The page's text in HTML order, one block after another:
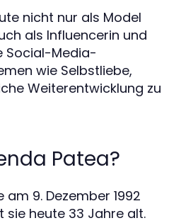
nicht nur als Model
als Influencerin und
Social-Media-
wie Selbstliebe,
Weiterentwicklung zu
Patea?
9. Dezember 1992
sie heute 33 Jahre alt.